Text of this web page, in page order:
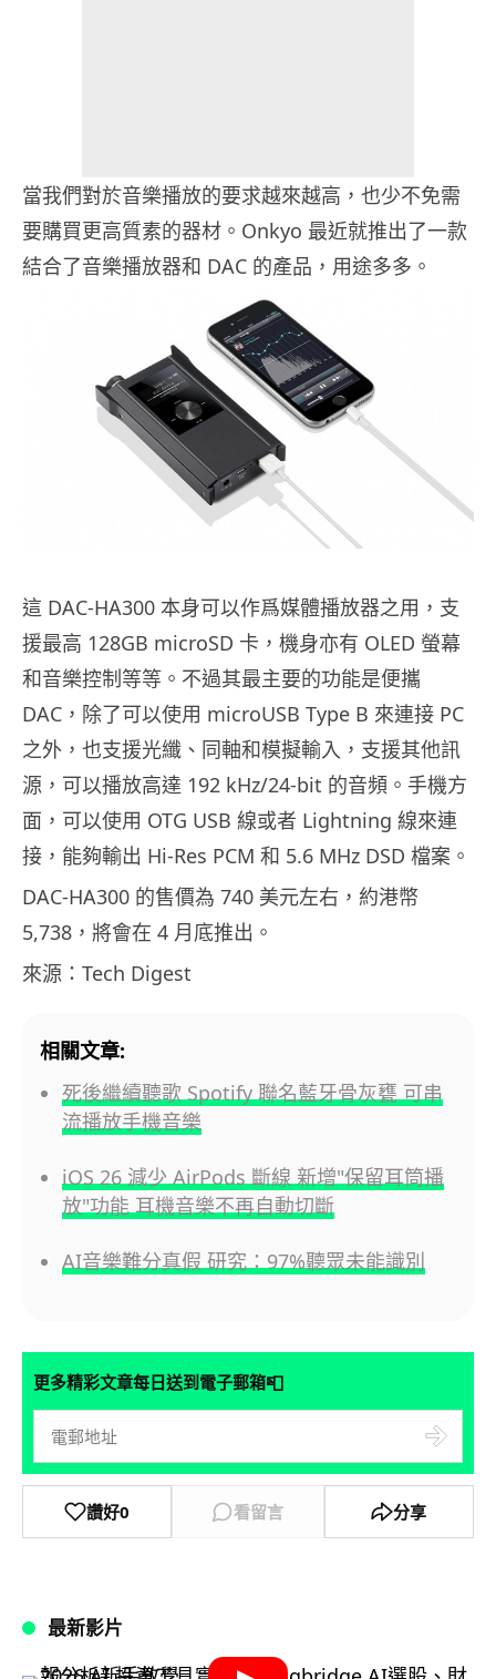
當我們對於音樂播放的要求越來越高，也少不免需
要購買更高質素的器材。Onkyo 最近就推出了一款
結合了音樂播放器和 DAC 的產品，用途多多。
這 DAC-HA300 本身可以作爲媒體播放器之用，支
援最高 128GB microSD 卡，機身亦有 OLED 螢幕
和音樂控制等等。不過其最主要的功能是便攜
DAC，除了可以使用 microUSB Type B 來連接 PC
之外，也支援光纖、同軸和模擬輸入，支援其他訊
源，可以播放高達 192 kHz/24-bit 的音頻。手機方
面，可以使用 OTG USB 線或者 Lightning 線來連
接，能夠輸出 Hi-Res PCM 和 5.6 MHz DSD 檔案。
DAC-HA300 的售價為 740 美元左右，約港幣
5,738，將會在 4 月底推出。
來源：Tech Digest
相關文章:
死後繼續聽歌 Spotify 聯名藍牙骨灰甕 可串
流播放手機音樂
iOS 26 減少 AirPods 斷線 新增"保留耳筒播
放"功能 耳機音樂不再自動切斷
AI音樂難分真假 研究：97%聽眾未能識別
更多精彩文章每日送到電子郵箱📮
讚好0 看留言 分享
最新影片